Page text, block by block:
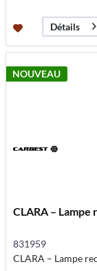
Détails
NOUVEAU
CLARA –
831959
CLARA – Lampe